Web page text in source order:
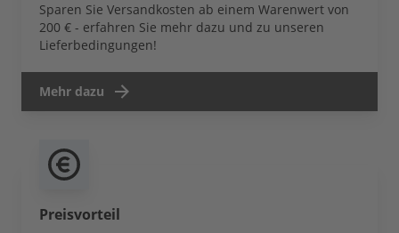
Sparen Sie Versandkosten ab einem Warenwert von
200 € - erfahren Sie mehr dazu und zu unseren
Lieferbedingungen!
Mehr dazu
Preisvorteil